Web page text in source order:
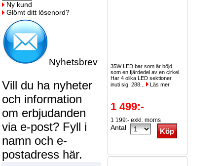
Ny kund
Glömt ditt lösenord?
Nyhetsbrev
Vill du ha nyheter
och information
om erbjudanden
via e-post? Fyll i
namn och e-
postadress här.
35W LED bar som är böjd
som en fjärdedel av en cirkel.
Har 4 olika LED sektioner
inuti sig. 288...
Läs mer
1 499:-
1 199:- exkl. moms
Antal